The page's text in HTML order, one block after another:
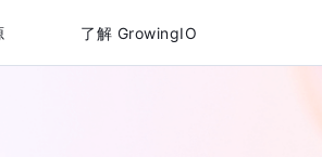
了解 GrowingIO